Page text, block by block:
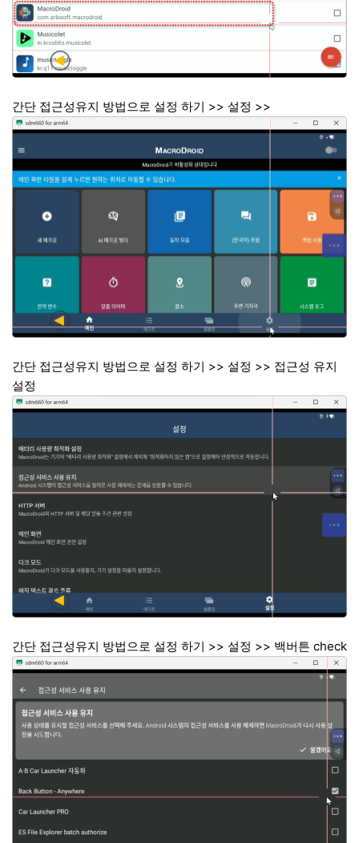
간단 접근성유지 방법으로 설정 하기 >> 설정 >>
간단 접근성유지 방법으로 설정 하기 >> 설정 >> 접근성 유지
설정
간단 접근성유지 방법으로 설정 하기 >> 설정 >> 백버튼 check